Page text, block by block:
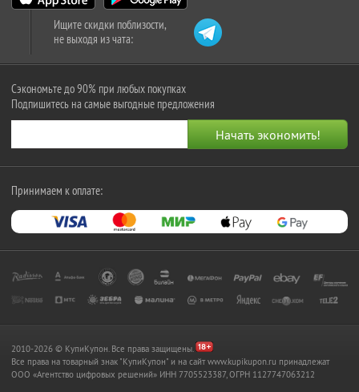
Ищите скидки поблизости,
не выходя из чата:
Сэкономьте до 90% при любых покупках
Подпишитесь на самые выгодные предложения
Принимаем к оплате:
2010-2026 © КупиКупон. Все права защищены.
Все права на товарный знак "КупиКупон" и на сайт www.kupikupon.ru принадлежат
OOO «Агентство цифровых решений» ИНН 7705523387, ОГРН 1127747063212